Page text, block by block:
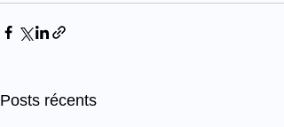
Posts récents